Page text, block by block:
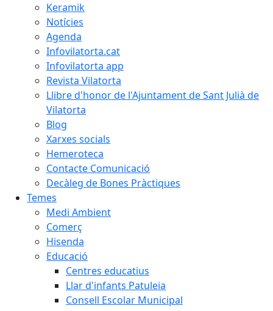
Keramik
Notícies
Agenda
Infovilatorta.cat
Infovilatorta app
Revista Vilatorta
Llibre d'honor de l'Ajuntament de Sant Julià de
Vilatorta
Blog
Xarxes socials
Hemeroteca
Contacte Comunicació
Decàleg de Bones Pràctiques
Temes
Medi Ambient
Comerç
Hisenda
Educació
Centres educatius
Llar d'infants Patuleia
Consell Escolar Municipal